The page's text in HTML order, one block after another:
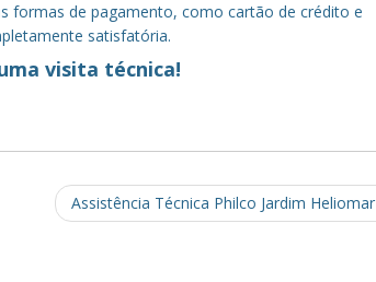
formas de pagamento, como cartão de crédito e
satisfatória.
visita técnica!
Assistência Técnica Philco Jardim Heliomar